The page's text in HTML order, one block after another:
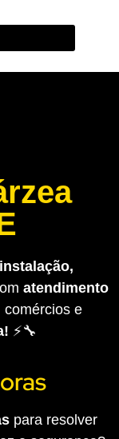
instalação,
atendimento
e
⚡🔧
para resolver